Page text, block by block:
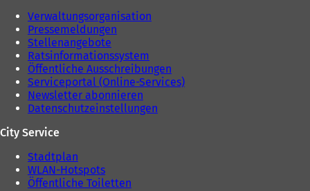
Verwaltungsorganisation
Pressemeldungen
Stellenangebote
Ratsinformationssystem
Öffentliche Ausschreibungen
Serviceportal (Online-Services)
Newsletter abonnieren
Datenschutzeinstellungen
City Service
Stadtplan
WLAN-Hotspots
Öffentliche Toiletten